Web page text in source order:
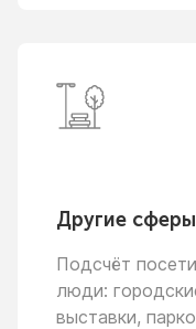
Другие сферы
Подсчёт
люди:
выставки,